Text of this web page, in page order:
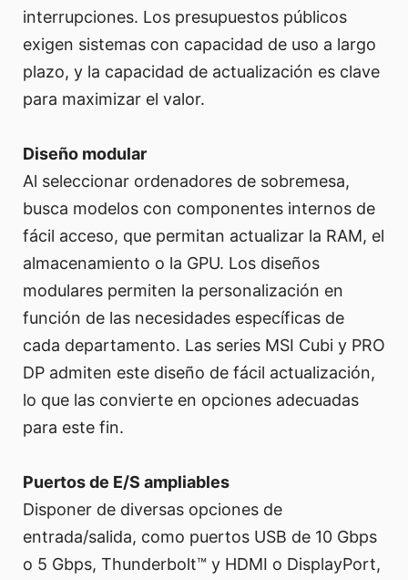
interrupciones. Los presupuestos públicos
exigen sistemas con capacidad de uso a largo
plazo, y la capacidad de actualización es clave
para maximizar el valor.
Diseño modular
Al seleccionar ordenadores de sobremesa,
busca modelos con componentes internos de
fácil acceso, que permitan actualizar la RAM, el
almacenamiento o la GPU. Los diseños
modulares permiten la personalización en
función de las necesidades específicas de
cada departamento. Las series MSI Cubi y PRO
DP admiten este diseño de fácil actualización,
lo que las convierte en opciones adecuadas
para este fin.
Puertos de E/S ampliables
Disponer de diversas opciones de
entrada/salida, como puertos USB de 10 Gbps
o 5 Gbps, Thunderbolt™ y HDMI o DisplayPort,